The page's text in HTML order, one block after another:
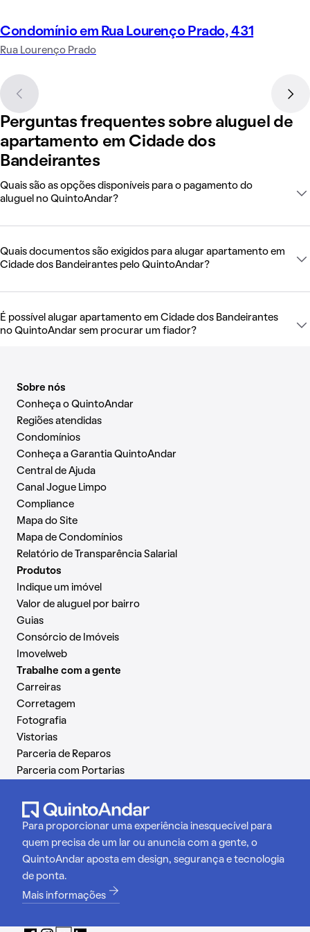
Condomínio em Rua Lourenço Prado, 431
Rua Lourenço Prado
Perguntas frequentes sobre aluguel de
apartamento em Cidade dos
Bandeirantes
Quais são as opções disponíveis para o pagamento do
aluguel no QuintoAndar?
Quais documentos são exigidos para alugar apartamento em
Cidade dos Bandeirantes pelo QuintoAndar?
É possível alugar apartamento em Cidade dos Bandeirantes
no QuintoAndar sem procurar um fiador?
Sobre nós
Conheça o QuintoAndar
Regiões atendidas
Condomínios
Conheça a Garantia QuintoAndar
Central de Ajuda
Canal Jogue Limpo
Compliance
Mapa do Site
Mapa de Condomínios
Relatório de Transparência Salarial
Produtos
Indique um imóvel
Valor de aluguel por bairro
Guias
Consórcio de Imóveis
Imovelweb
Trabalhe com a gente
Carreiras
Corretagem
Fotografia
Vistorias
Parceria de Reparos
Parceria com Portarias
Para proporcionar uma experiência inesquecível para
quem precisa de um lar ou anuncia com a gente, o
QuintoAndar aposta em design, segurança e tecnologia
de ponta.
Mais informações